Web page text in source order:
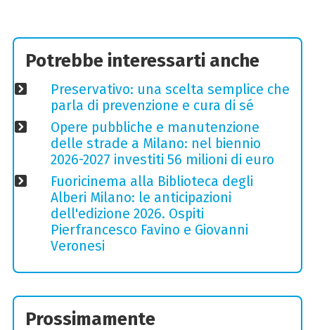
Potrebbe interessarti anche
Preservativo: una scelta semplice che
parla di prevenzione e cura di sé
Opere pubbliche e manutenzione
delle strade a Milano: nel biennio
2026-2027 investiti 56 milioni di euro
Fuoricinema alla Biblioteca degli
Alberi Milano: le anticipazioni
dell'edizione 2026. Ospiti
Pierfrancesco Favino e Giovanni
Veronesi
Prossimamente